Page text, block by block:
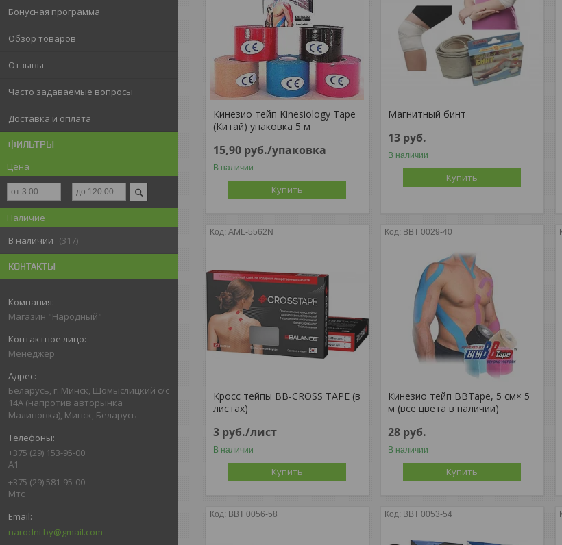
Бонусная программа
Обзор товаров
Отзывы
Часто задаваемые вопросы
Доставка и оплата
ФИЛЬТРЫ
Цена
Наличие
В наличии
317
КОНТАКТЫ
Магазин "Народный"
Менеджер
Беларусь, г. Минск, Щомыслицкий с/с
14А (напротив авторынка
Малиновка), Минск, Беларусь
+375 (29) 153-95-00
А1
+375 (29) 581-95-00
Мтс
narodni.by@gmail.com
Кинезио тейп Kinesiology Tape
(Китай) упаковка 5 м
15,90 руб./упаковка
В наличии
Купить
Магнитный бинт
13 руб.
В наличии
Купить
AML-5562N
Кросс тейпы BB-CROSS TAPE (в
листах)
3 руб./лист
В наличии
Купить
BBT 0029-40
Кинезио тейп BBTape, 5 см× 5
м (все цвета в наличии)
28 руб.
В наличии
Купить
BBT 0056-58 BBT 0053-54